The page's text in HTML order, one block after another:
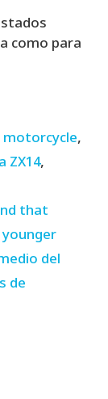
como para
motorcycle,
ZX14,
that
del
de